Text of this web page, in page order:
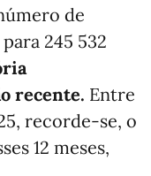
de
245 532
recente. Entre
recorde-se, o
12 meses,